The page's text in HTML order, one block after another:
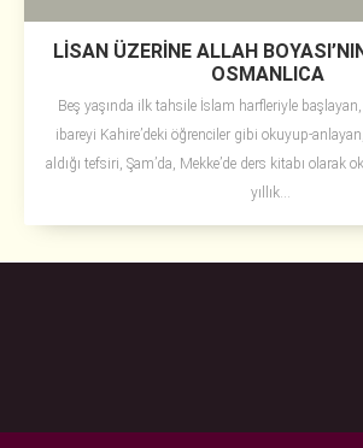
LİSAN ÜZERİNE ALLAH
OSMANLICA
Beş yaşında ilk tahsile İslam harfleriyle başlayan,
ibareyi Kahire’deki öğrenciler gibi okuyup-
aldığı tefsiri, Şam’da, Mekke’de ders kitabı
yıllık...